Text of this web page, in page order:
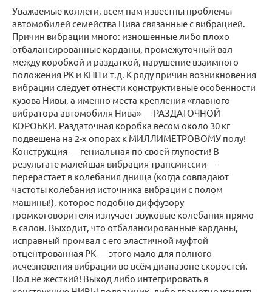
Уважаемые коллеги, всем нам известны проблемы
автомобилей семейства Нива связанные с вибрацией.
Причин вибрации много: изношенные либо плохо
отбалансированные карданы, промежуточный вал
между коробкой и раздаткой, нарушение взаимного
положения РК и КПП и т.д. К ряду причин возникновения
вибрации следует отнести конструктивные особенности
кузова Нивы, а именно места крепления «главного
вибратора автомобиля Нива» — РАЗДАТОЧНОЙ
КОРОБКИ. Раздаточная коробка весом около 30 кг
подвешена на 2-х опорах к МИЛЛИМЕТРОВОМУ полу!
Конструкция — гениальная по своей глупости! В
результате малейшая вибрация трансмиссии —
перерастает в колебания днища (когда совпадают
частоты колебания источника вибрации с полом
машины!), которое подобно диффузору
громкоговорителя излучает звуковые колебания прямо
в салон. Выходит, что отбалансированные карданы,
исправный промвал с его эластичной муфтой
отцентрованная РК — этого мало для полного
исчезновения вибрации во всём диапазоне скоростей.
Пол не жесткий! Выход либо интегрировать в